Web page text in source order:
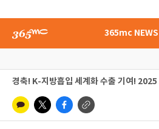
365mc NEWS
경축! K-지방흡입 세계화 수출 기여! 2025